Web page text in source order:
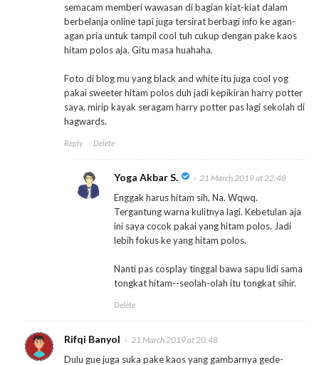
semacam memberi wawasan di bagian kiat-kiat dalam
berbelanja online tapi juga tersirat berbagi info ke agan-
agan pria untuk tampil cool tuh cukup dengan pake kaos
hitam polos aja. Gitu masa huahaha.
Foto di blog mu yang black and white itu juga cool yog
pakai sweeter hitam polos duh jadi kepikiran harry potter
saya, mirip kayak seragam harry potter pas lagi sekolah di
hagwards.
Reply Delete
Yoga Akbar S. 21 March 2019 at 22:48
Enggak harus hitam sih, Na. Wqwq.
Tergantung warna kulitnya lagi. Kebetulan aja
ini saya cocok pakai yang hitam polos. Jadi
lebih fokus ke yang hitam polos.
Nanti pas cosplay tinggal bawa sapu lidi sama
tongkat hitam--seolah-olah itu tongkat sihir.
Delete
Rifqi Banyol 21 March 2019 at 20:48
Dulu gue juga suka pake kaos yang gambarnya gede-